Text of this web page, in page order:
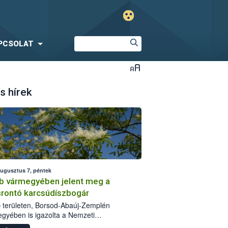
hírek
7, péntek
vármegyében jelent meg a
karcsúdíszbogár
területen, Borsod-Abaúj-Zemplén
is igazolta a Nemzeti
biztonsági Hivatal (Nébih) a